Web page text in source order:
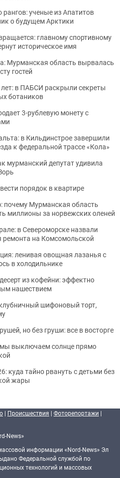
ученые из Апатитов
о будущем Арктики
главному спортивному
историческое имя
Мурманская область вырвалась
гостей
в ПАБСИ раскрыли секреты
ботаников
3-рублевую монету с
в Кильдинстрое завершили
к федеральной трассе «Кола»
мурманский депутат удивила
порядок в квартире
почему Мурманская область
миллионы за норвежских оленей
в Североморске назвали
ремонта на Комсомольской
ленивая овощная лазанья с
в холодильнике
из кофейни: эффектно
нашествием
шифоновый торт,
но без груши: все в восторге
выключаем солнце прямо
куда тайно рвануть с детьми без
жары
| Происшествия | Фоторепортажи |
News»
информации «Nord-News» Эл
Федеральной службой по
технологий и массовых